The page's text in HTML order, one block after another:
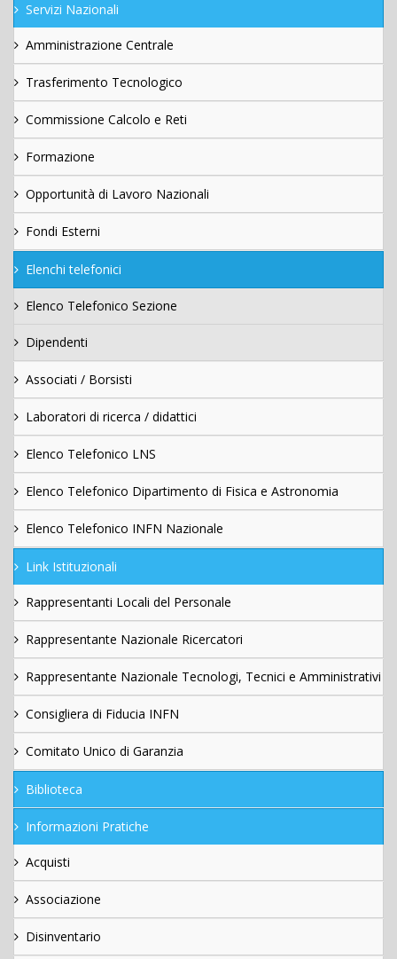
Servizi Nazionali
Amministrazione Centrale
Trasferimento Tecnologico
Commissione Calcolo e Reti
Formazione
Opportunità di Lavoro Nazionali
Fondi Esterni
Elenchi telefonici
Elenco Telefonico Sezione
Dipendenti
Associati / Borsisti
Laboratori di ricerca / didattici
Elenco Telefonico LNS
Elenco Telefonico Dipartimento di Fisica e Astronomia
Elenco Telefonico INFN Nazionale
Link Istituzionali
Rappresentanti Locali del Personale
Rappresentante Nazionale Ricercatori
Rappresentante Nazionale Tecnologi, Tecnici e Amministrativi
Consigliera di Fiducia INFN
Comitato Unico di Garanzia
Biblioteca
Informazioni Pratiche
Acquisti
Associazione
Disinventario